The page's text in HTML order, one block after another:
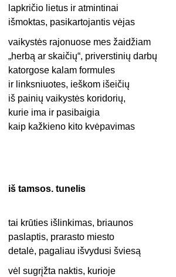
lapkričio lietus ir atmintinai
išmoktas, pasikartojantis vėjas
vaikystės rajonuose mes žaidžiam
„herbą ar skaičių“, priverstinių darbų
katorgose kalam formules
ir linksniuotes, ieškom išeičių
iš painių vaikystės koridorių,
kurie ima ir pasibaigia
kaip kažkieno kito kvėpavimas
iš tamsos. tunelis
tai krūties išlinkimas, briaunos
paslaptis, prarasto miesto
detalė, pagaliau išvydusi šviesą
vėl sugrįžta naktis, kurioje